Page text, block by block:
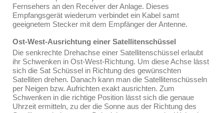
Fernsehers an den Receiver der Anlage. Dieses
Empfangsgerät wiederum verbindet ein Kabel samt
geeignetem Stecker mit dem Empfänger der Antenne.
Ost-West-Ausrichtung einer Satellitenschüssel
Die senkrechte Drehachse einer Satellitenschüssel erlaubt
ihr Schwenken in Ost-West-Richtung. Um diese Achse lässt
sich die Sat Schüssel in Richtung des gewünschten
Satelliten drehen. Danach kann man die Satellitenschüsseln
per Neigen bzw. Aufrichten exakt ausrichten. Zum
Schwenken in die richtige Position lässt sich die genaue
Uhrzeit ermitteln, zu der die Sonne aus der Richtung des